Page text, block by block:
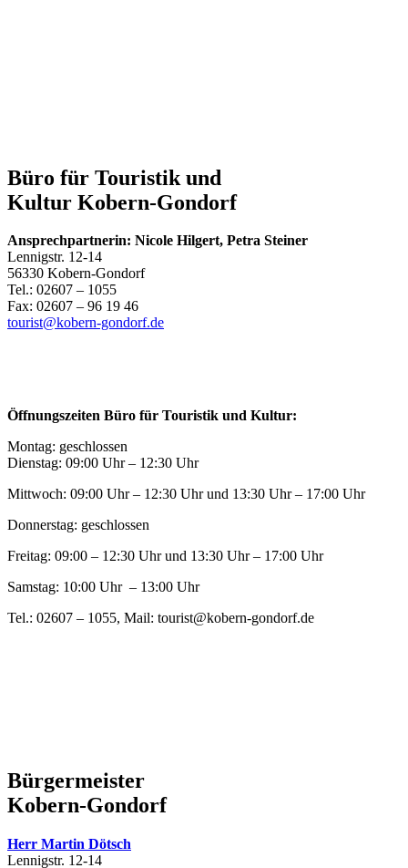
Büro für Touristik und
Kultur Kobern-Gondorf
Ansprechpartnerin: Nicole Hilgert, Petra Steiner
Lennigstr. 12-14
56330 Kobern-Gondorf
Tel.: 02607 – 1055
Fax: 02607 – 96 19 46
tourist@kobern-gondorf.de
Öffnungszeiten Büro für Touristik und Kultur:
Montag: geschlossen
Dienstag: 09:00 Uhr – 12:30 Uhr
Mittwoch: 09:00 Uhr – 12:30 Uhr und 13:30 Uhr – 17:00 Uhr
Donnerstag: geschlossen
Freitag: 09:00 – 12:30 Uhr und 13:30 Uhr – 17:00 Uhr
Samstag: 10:00 Uhr – 13:00 Uhr
Tel.: 02607 – 1055, Mail: tourist@kobern-gondorf.de
Bürgermeister
Kobern-Gondorf
Herr Martin Dötsch
Lennigstr. 12-14